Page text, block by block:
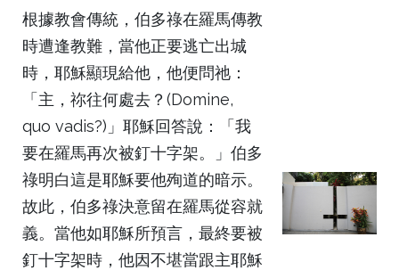
根據教會傳統，伯多祿在羅馬傳教
時遭逢教難，當他正要逃亡出城
時，耶穌顯現給他，他便問祂：
「主，祢往何處去？(Domine,
quo vadis?)」耶穌回答說：「我
要在羅馬再次被釘十字架。」伯多
祿明白這是耶穌要他殉道的暗示。
故此，伯多祿決意留在羅馬從容就
義。當他如耶穌所預言，最終要被
釘十字架時，他因不堪當跟主耶穌